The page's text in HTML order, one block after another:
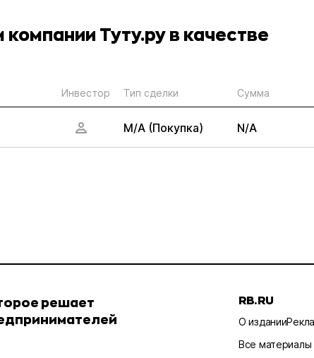
Туту.ру в качестве
Инвестор Тип сделки Сумма
M/A (Покупка) N/A
решает
RB.RU
О издании
Все материалы